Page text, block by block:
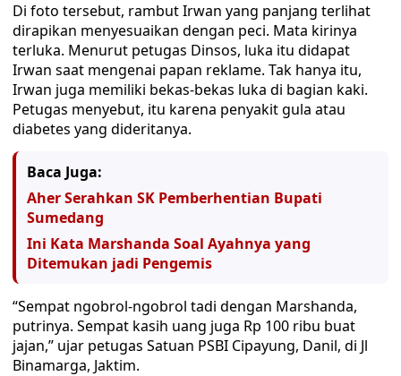
Di foto tersebut, rambut Irwan yang panjang terlihat
dirapikan menyesuaikan dengan peci. Mata kirinya
terluka. Menurut petugas Dinsos, luka itu didapat
Irwan saat mengenai papan reklame. Tak hanya itu,
Irwan juga memiliki bekas-bekas luka di bagian kaki.
Petugas menyebut, itu karena penyakit gula atau
diabetes yang dideritanya.
Baca Juga:
Aher Serahkan SK Pemberhentian Bupati
Sumedang
Ini Kata Marshanda Soal Ayahnya yang
Ditemukan jadi Pengemis
“Sempat ngobrol-ngobrol tadi dengan Marshanda,
putrinya. Sempat kasih uang juga Rp 100 ribu buat
jajan,” ujar petugas Satuan PSBI Cipayung, Danil, di Jl
Binamarga, Jaktim.